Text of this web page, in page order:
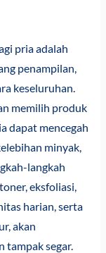
pria adalah
penampilan,
keseluruhan.
memilih produk
dapat mencegah
minyak,
langkah
eksfoliasi,
harian, serta
akan
tampak segar.